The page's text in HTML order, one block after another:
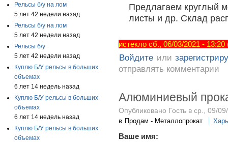
Рельсы б/у на лом
5 лет 42 недели назад
Рельсы б/у на лом
5 лет 42 недели назад
Рельсы б/у
5 лет 42 недели назад
Куплю Б/У рельсы в больших
объемах
6 лет 14 недель назад
Куплю Б/У рельсы в больших
объемах
6 лет 14 недель назад
Куплю Б/У рельсы в больших
объемах
Предлагаем круглый
листы и др. Склад
истекло сб., 06/03/2021 -
Войдите или
отправлять комментарии
Алюминиевый
Опубликовано Гость в ср., 09/
в Продам - Металлопрокат
Ваше имя: